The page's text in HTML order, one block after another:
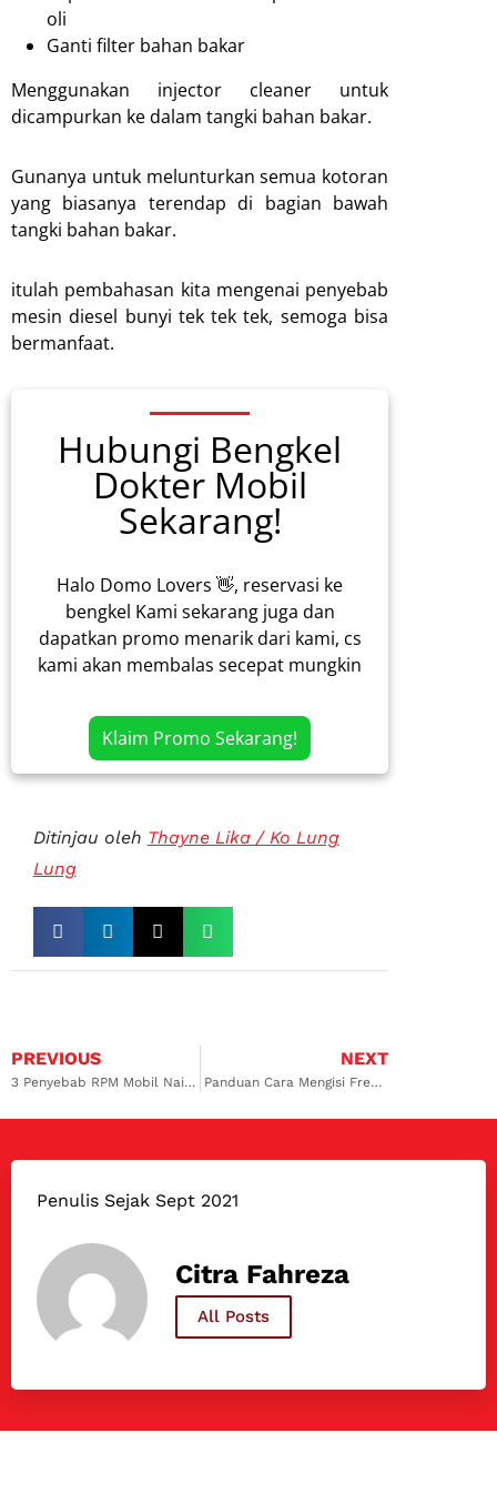
oli
Ganti filter bahan bakar
Menggunakan injector cleaner untuk
dicampurkan ke dalam tangki bahan bakar.
Gunanya untuk melunturkan semua kotoran
yang biasanya terendap di bagian bawah
tangki bahan bakar.
itulah pembahasan kita mengenai penyebab
mesin diesel bunyi tek tek tek, semoga bisa
bermanfaat.
Hubungi Bengkel
Dokter Mobil
Sekarang!
Halo Domo Lovers 👋, reservasi ke
bengkel Kami sekarang juga dan
dapatkan promo menarik dari kami, cs
kami akan membalas secepat mungkin
Klaim Promo Sekarang!
Ditinjau oleh Thayne Lika / Ko Lung
Lung
PREVIOUS
3 Penyebab RPM Mobil Naik Sendiri Dan Cara Menanganinya
NEXT
Panduan Cara Mengisi Freon AC Mobil Secara Mandiri
Penulis Sejak Sept 2021
Citra Fahreza
All Posts